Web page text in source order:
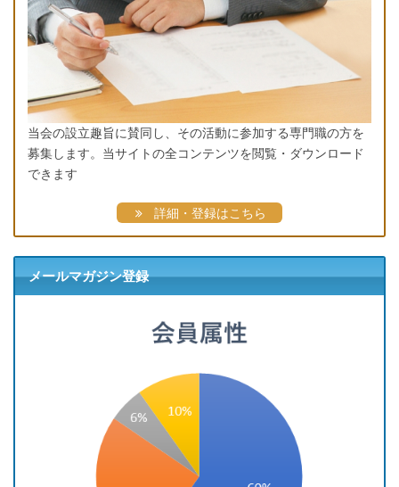
当会の設立趣旨に賛同し、その活動に参加する専門職の方を
募集します。当サイトの全コンテンツを閲覧・ダウンロード
できます
詳細・登録はこちら
メールマガジン登録